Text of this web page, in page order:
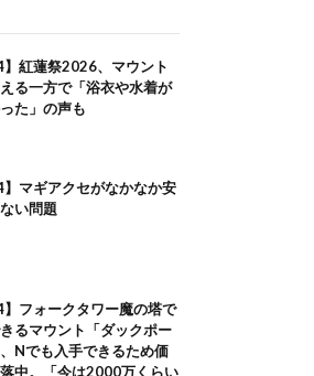
】紅蓮祭2026、マウント
る一方で「浴衣や水着が
た」の声も
】マギアクセがなかなか安
い問題
】フォークタワー魔の塔で
るマウント「ダックポー
Nでも入手できるため価
中。「今は2000万くらい